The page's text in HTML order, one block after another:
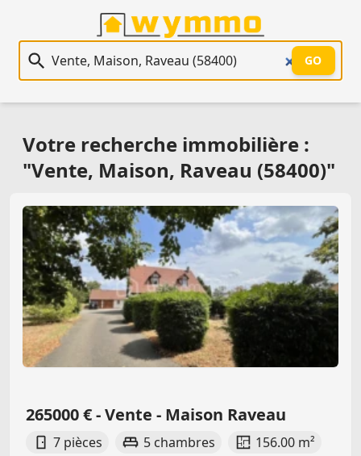
Recherche immobilière
GO
Votre recherche immobilière :
"Vente, Maison, Raveau (58400)"
265000 € - Vente - Maison Raveau
7 pièces 5 chambres
156.00 m²